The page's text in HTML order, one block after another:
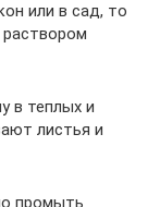
или в сад, то
в теплых и
листья и
промыть